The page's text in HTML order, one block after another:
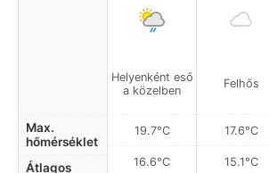
Max.
hőmérséklet
Átlagos
Helyenként eső
a közelben
19.7°C
16.6°C
Felhős
17.6°C
15.1°C